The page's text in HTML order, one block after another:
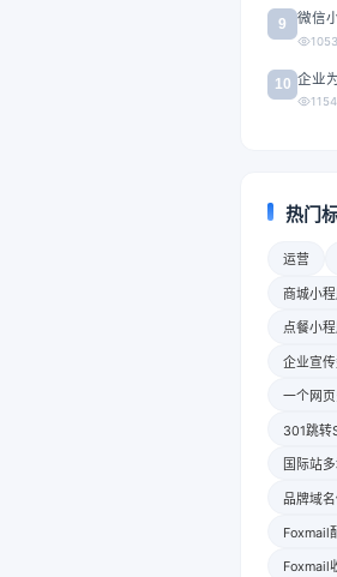
9 微信
10 企业
热门
运营
商城小
点餐小
企业宣
一个网
301跳转
国际站
品牌域
Foxmail
Foxmail